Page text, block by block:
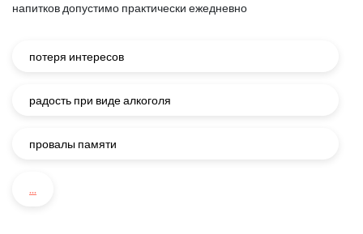
напитков допустимо практически ежедневно
потеря интересов
радость при виде алкоголя
провалы памяти
...